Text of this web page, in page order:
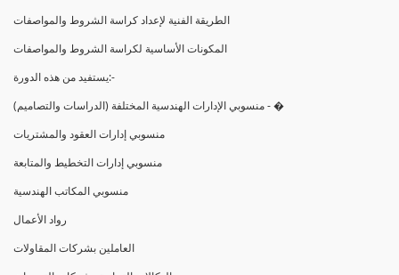
الطريقة الفنية لإعداد كراسة الشروط والمواصفات
المكونات الأساسية لكراسة الشروط والمواصفات
يستفيد من هذه الدورة:-
(منسوبي الإدارات الهندسية المختلفة (الدراسات والتصاميم - �
منسوبي إدارات العقود والمشتريات
منسوبي إدارات التخطيط والمتابعة
منسوبي المكاتب الهندسية
رواد الأعمال
العاملين بشركات المقاولات